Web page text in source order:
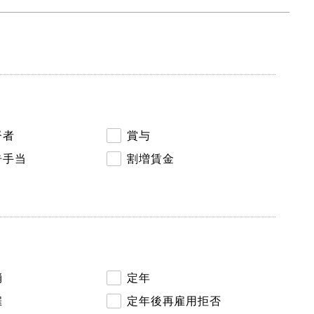
者
賞与
当
割増賃金
定年
定年後再雇用拒否